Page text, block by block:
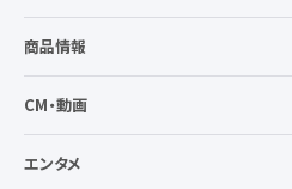
商品情報
CM・動画
エンタメ